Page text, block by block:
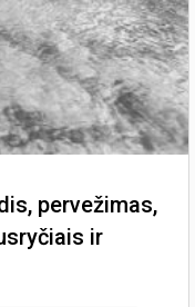
pervežimas,
ir